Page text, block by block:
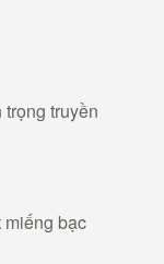
truyền
bạc